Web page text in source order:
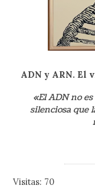
ADN y ARN. El
«El ADN no
silenciosa que
Visitas: 70